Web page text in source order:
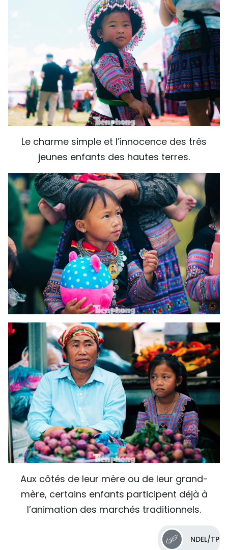
Le charme simple et l’innocence des très
jeunes enfants des hautes terres.
Aux côtés de leur mère ou de leur grand-
mère, certains enfants participent déjà à
l’animation des marchés traditionnels.
NDEL/TP